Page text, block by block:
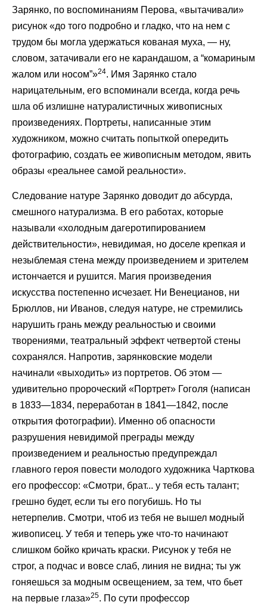
Зарянко, по воспоминаниям Перова, «вытачивали»
рисунок «до того подробно и гладко, что на нем с
трудом бы могла удержаться кованая муха, — ну,
словом, затачивали его не карандашом, а “комариным
жалом или носом”»24. Имя Зарянко стало
нарицательным, его вспоминали всегда, когда речь
шла об излишне натуралистичных живописных
произведениях. Портреты, написанные этим
художником, можно считать попыткой опередить
фотографию, создать ее живописным методом, явить
образы «реальнее самой реальности».
Следование натуре Зарянко доводит до абсурда,
смешного натурализма. В его работах, которые
называли «холодным дагеротипированием
действительности», невидимая, но доселе крепкая и
незыблемая стена между произведением и зрителем
истончается и рушится. Магия произведения
искусства постепенно исчезает. Ни Венецианов, ни
Брюллов, ни Иванов, следуя натуре, не стремились
нарушить грань между реальностью и своими
творениями, театральный эффект четвертой стены
сохранялся. Напротив, зарянковские модели
начинали «выходить» из портретов. Об этом —
удивительно пророческий «Портрет» Гоголя (написан
в 1833—1834, переработан в 1841—1842, после
открытия фотографии). Именно об опасности
разрушения невидимой преграды между
произведением и реальностью предупреждал
главного героя повести молодого художника Чарткова
его профессор: «Смотри, брат... у тебя есть талант;
грешно будет, если ты его погубишь. Но ты
нетерпелив. Смотри, чтоб из тебя не вышел модный
живописец. У тебя и теперь уже что-то начинают
слишком бойко кричать краски. Рисунок у тебя не
строг, а подчас и вовсе слаб, линия не видна; ты уж
гоняешься за модным освещением, за тем, что бьет
на первые глаза»25. По сути профессор